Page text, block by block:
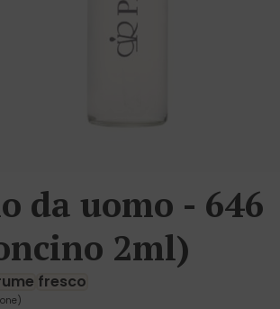
da uomo - 646
2ml)
fresco